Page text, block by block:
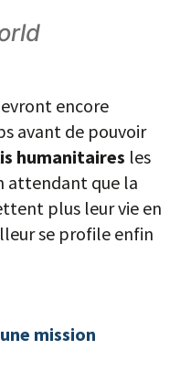
encore
avant de pouvoir
humanitaires les
attendant que la
plus leur vie en
se profile enfin
mission